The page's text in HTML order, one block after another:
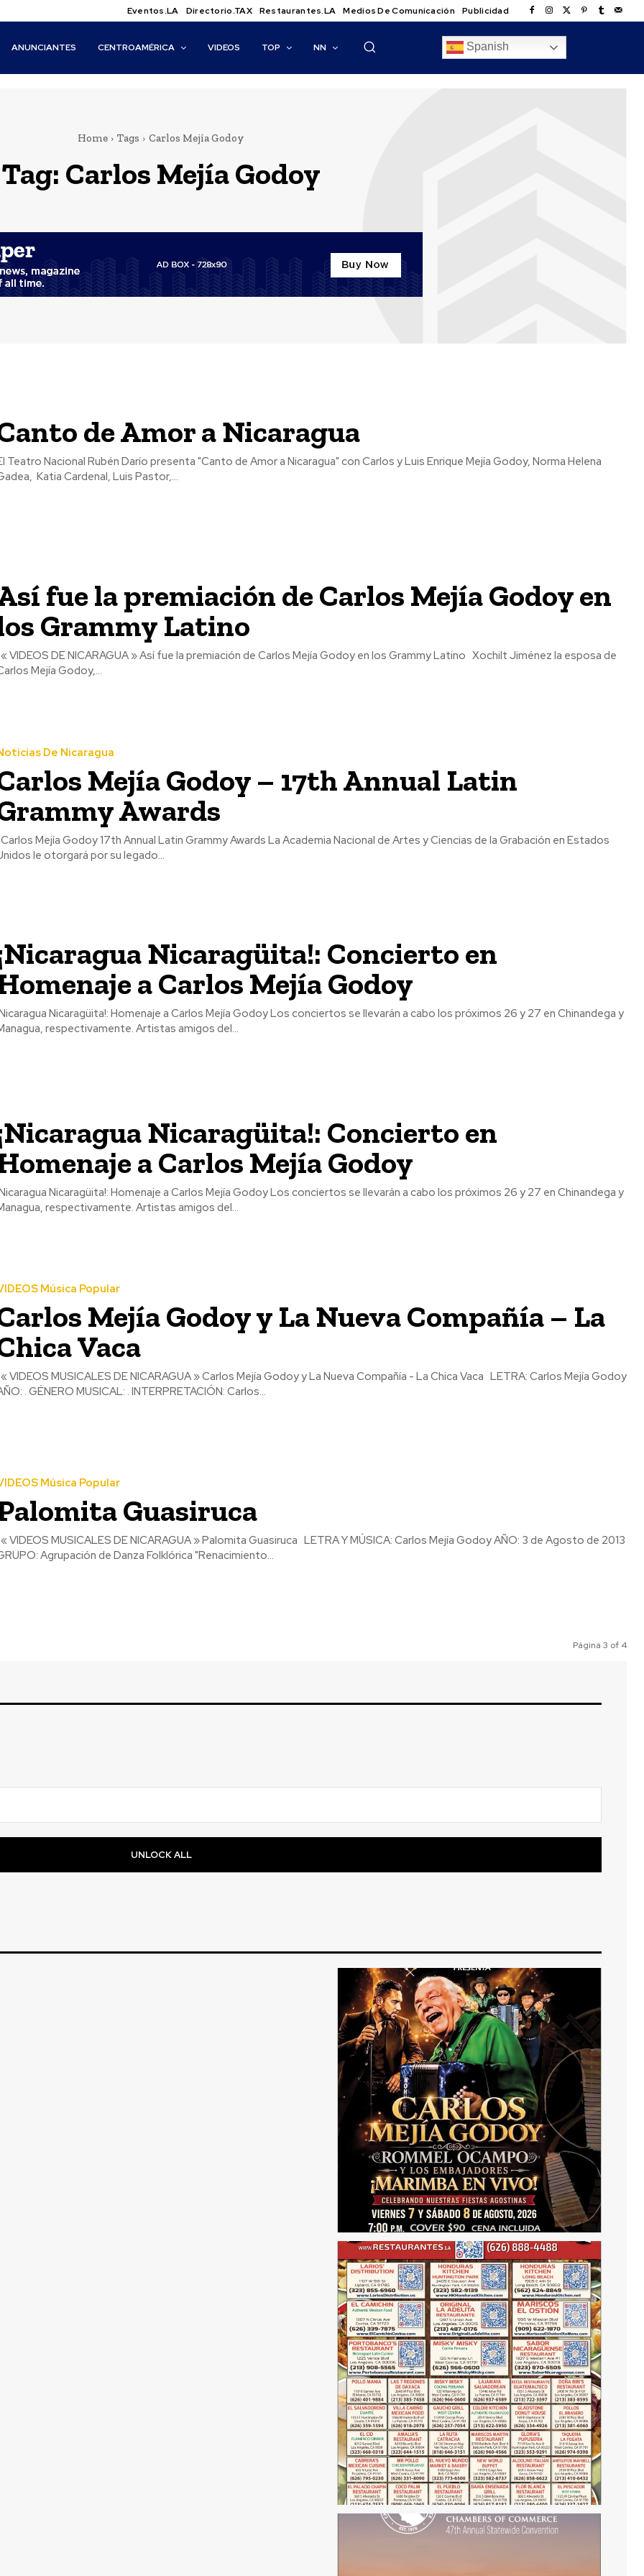
Eventos.LA Directorio.TAX Restaurantes.LA Medios De Comunicación Publicidad
ANUNCIANTES CENTROAMÉRICA VIDEOS TOP NN
Home Tags Carlos Mejía Godoy
Tag: Carlos Mejía Godoy
de Amor a Nicaragua
Teatro Nacional Rubén Darío presenta "Canto de Amor a Nicaragua" con Carlos y Luis Enrique Mejía Godoy, Norma Helena
Katia Cardenal, Luis Pastor,...
fue la premiación de Carlos Mejía Godoy en
Grammy Latino
Mejía Godoy,...
De Nicaragua
Mejía Godoy – 17th Annual Latin
Awards
Mejía Godoy 17th Annual Latin Grammy Awards La Academia Nacional de Artes y Ciencias de la Grabación en Estados
le otorgará por su legado...
Nicaragüita!: Concierto en
a Carlos Mejía Godoy
Nicaragüita!: Homenaje a Carlos Mejía Godoy Los conciertos se llevarán a cabo los próximos 26 y 27 en Chinandega y
Managua, respectivamente. Artistas amigos del...
Nicaragüita!: Concierto en
a Carlos Mejía Godoy
Nicaragüita!: Homenaje a Carlos Mejía Godoy Los conciertos se llevarán a cabo los próximos 26 y 27 en Chinandega y
Managua, respectivamente. Artistas amigos del...
Música Popular
Mejía Godoy y La Nueva Compañía – La
Vaca
. GÉNERO MUSICAL: . INTERPRETACIÓN: Carlos...
Música Popular
Guasiruca
Agrupación de Danza Folklórica "Renacimiento...
Página 3 of 4
UNLOCK ALL
Spanish